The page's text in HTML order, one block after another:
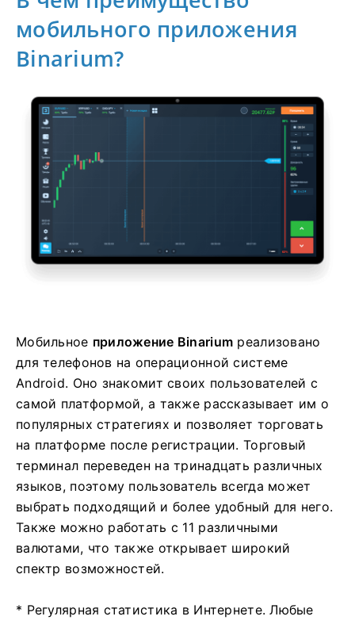
мобильного приложения
Binarium?
Мобильное приложение Binarium реализовано
для телефонов на операционной системе
Android. Оно знакомит своих пользователей с
самой платформой, а также рассказывает им о
популярных стратегиях и позволяет торговать
на платформе после регистрации. Торговый
терминал переведен на тринадцать различных
языков, поэтому пользователь всегда может
выбрать подходящий и более удобный для него.
Также можно работать с 11 различными
валютами, что также открывает широкий
спектр возможностей.
* Регулярная статистика в Интернете. Любые